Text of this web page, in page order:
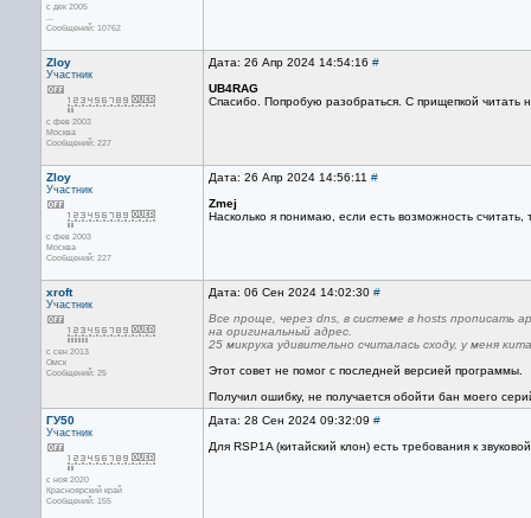
с дек 2005
...
Сообщений: 10762
Zloy
Участник
с фев 2003
Москва
Сообщений: 227
Дата: 26 Апр 2024 14:54:16 #
UB4RAG
Спасибо. Попробую разобраться. С прищепкой читать
Zloy
Участник
с фев 2003
Москва
Сообщений: 227
Дата: 26 Апр 2024 14:56:11 #
Zmej
Насколько я понимаю, если есть возможность
xroft
Участник
с сен 2013
Омск
Сообщений: 25
Дата: 06 Сен 2024 14:02:30 #
Все проще, через dns, в системе в hosts прописать
на оригинальный адрес.
25 микруха удивительно считалась сходу, у меня
Этот совет не помог с последней версией программы.
Получил ошибку, не получается обойти бан моего
ГУ50
Участник
с ноя 2020
Красноярский край
Сообщений: 155
Дата: 28 Сен 2024 09:32:09 #
Для RSP1A (китайский клон) есть требования к